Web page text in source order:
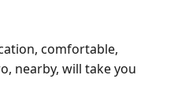
comfortable,
nearby, will take you